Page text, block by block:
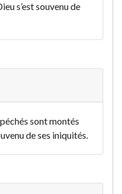
s’est souvenu de
sont montés
de ses iniquités.